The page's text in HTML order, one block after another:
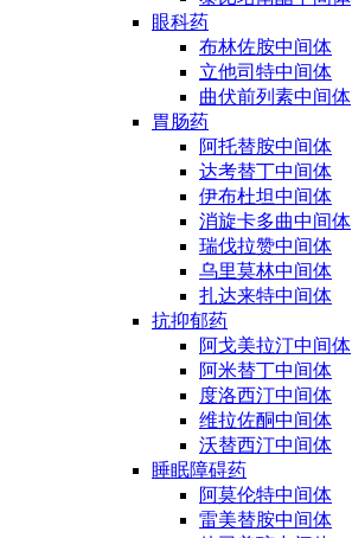
眼科药
布林佐胺中间体
立他司特中间体
曲伏前列素中间体
胃肠药
阿托替胺中间体
达考替丁中间体
伊布杜坦中间体
消旋卡多曲中间体
瑞伐拉赞中间体
乌里莫林中间体
扎达来特中间体
抗抑郁药
阿戈美拉汀中间体
阿米替丁中间体
度洛西汀中间体
维拉佐酮中间体
沃替西汀中间体
睡眠障碍药
阿莫伦特中间体
雷美替胺中间体